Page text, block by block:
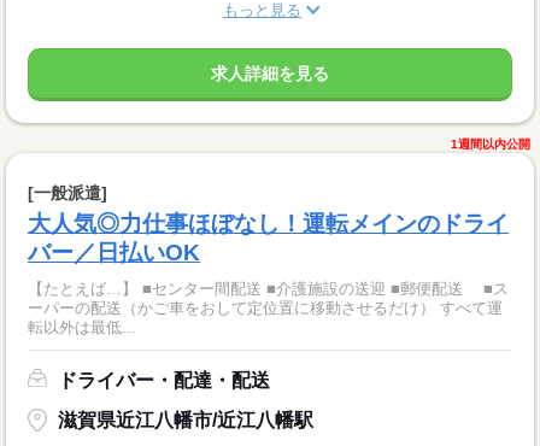
もっと見る
求人詳細を見る
1週間以内公開
[一般派遣]
大人気◎力仕事ほぼなし！運転メインのドライ
バー／日払いOK
【たとえば…】 ■センター間配送 ■介護施設の送迎 ■郵便配送 ■ス
ーパーの配送（かご車をおして定位置に移動させるだけ） すべて運
転以外は最低...
ドライバー・配達・配送
滋賀県近江八幡市/近江八幡駅